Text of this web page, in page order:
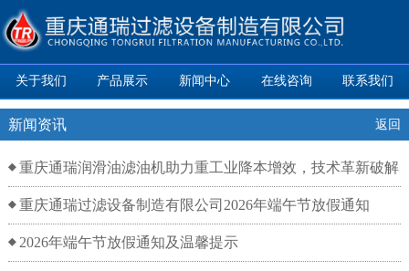
关于我们 产品展示 新闻中心 在线咨询 联系我们
新闻资讯 返回
重庆通瑞润滑油滤油机助力重工业降本增效，技术革新破解
油品净化难题
重庆通瑞过滤设备制造有限公司2026年端午节放假通知
2026年端午节放假通知及温馨提示